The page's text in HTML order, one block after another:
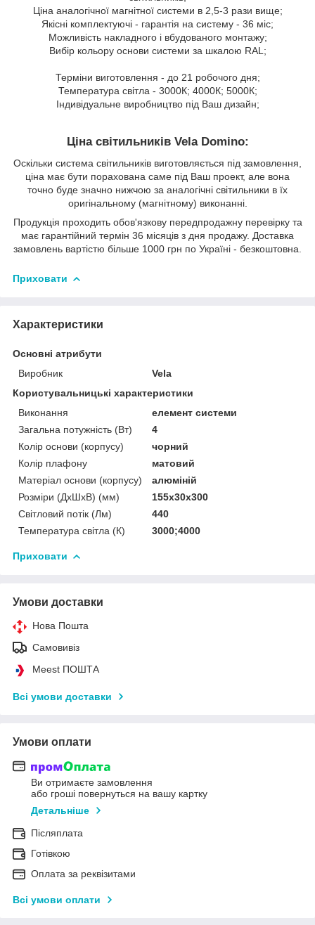
Ціна аналогічної магнітної системи в 2,5-3 рази вище;
Якісні комплектуючі - гарантія на систему - 36 міс;
Можливість накладного і вбудованого монтажу;
Вибір кольору основи системи за шкалою RAL;
Терміни виготовлення - до 21 робочого дня;
Температура світла - 3000К; 4000К; 5000К;
Індивідуальне виробництво під Ваш дизайн;
Ціна світильників Vela Domino:
Оскільки система світильників виготовляється під замовлення,
ціна має бути порахована саме під Ваш проект, але вона
точно буде значно нижчою за аналогічні світильники в їх
оригінальному (магнітному) виконанні.
Продукція проходить обов'язкову передпродажну перевірку та
має гарантійний термін 36 місяців з дня продажу. Доставка
замовлень вартістю більше 1000 грн по Україні - безкоштовна.
Приховати
Характеристики
Основні атрибути
Виробник
Vela
Користувальницькі характеристики
Виконання
елемент системи
Загальна потужність (Вт)
4
Колір основи (корпусу)
чорний
Колір плафону
матовий
Матеріал основи (корпусу)
алюміній
Розміри (ДхШхВ) (мм)
155x30x300
Світловий потік (Лм)
440
Температура світла (К)
3000;4000
Приховати
Умови доставки
Нова Пошта
Самовивіз
Meest ПОШТА
Всі умови доставки
Умови оплати
Ви отримаєте замовлення
або гроші повернуться на вашу картку
Детальніше
Післяплата
Готівкою
Оплата за реквізитами
Всі умови оплати